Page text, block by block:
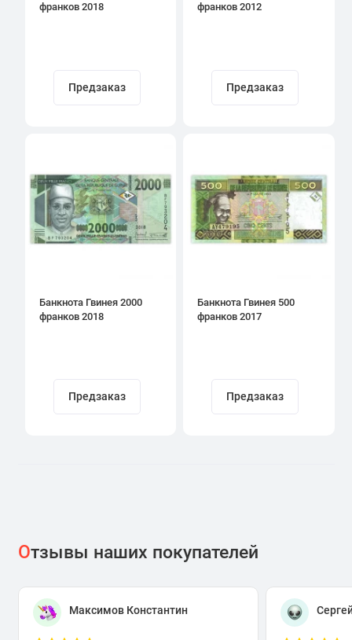
франков 2018
Предзаказ
франков 2012
Предзаказ
Банкнота Гвинея 2000
франков 2018
Предзаказ
Банкнота Гвинея 500
франков 2017
Предзаказ
Отзывы наших покупателей
Максимов Константин